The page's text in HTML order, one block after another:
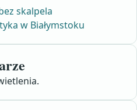
skalpela
w Białymstoku